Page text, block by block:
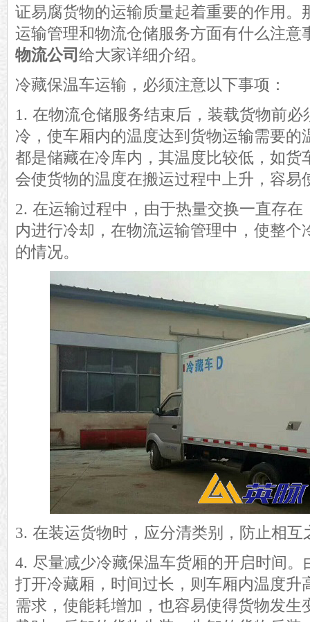
证易腐货物的运输质量起着重要的作用。
运输管理和物流仓储服务方面有什么注意
物流公司 给大家详细介绍。
冷藏保温车运输，必须注意以下事项：
1. 在物流仓储服务结束后， 装载货物前必
冷，使车厢内的温度达到货物运输需要的
都是储藏在冷库内，其温度 比较低，如货
会使货物的温度在搬运过程中上升，容易
2. 在运输过程中，由于热量交换一直存在
内进行冷却， 在物流运输管理中， 使整个
的情况。
3. 在装运货物时，应分清类别，防止相互
4. 尽量减少冷藏保温车货厢的开启时间
打开冷藏厢，时间过长，则 车厢内温度升
需求 ，使能耗增加，也容易使得货物发生